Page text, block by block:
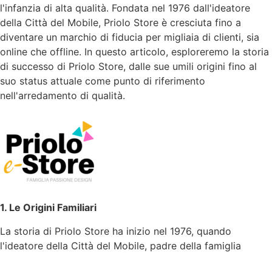
l'infanzia di alta qualità. Fondata nel 1976 dall'ideatore
della Città del Mobile, Priolo Store è cresciuta fino a
diventare un marchio di fiducia per migliaia di clienti, sia
online che offline. In questo articolo, esploreremo la storia
di successo di Priolo Store, dalle sue umili origini fino al
suo status attuale come punto di riferimento
nell'arredamento di qualità.
1. Le Origini Familiari
La storia di Priolo Store ha inizio nel 1976, quando
l'ideatore della Città del Mobile, padre della famiglia